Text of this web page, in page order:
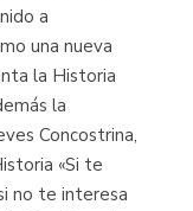
a
una nueva
la Historia
la
Concostrina,
«Si te
no te interesa